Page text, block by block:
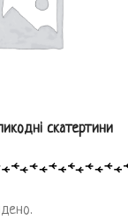
СКАТЕРТИНИ
скатертини